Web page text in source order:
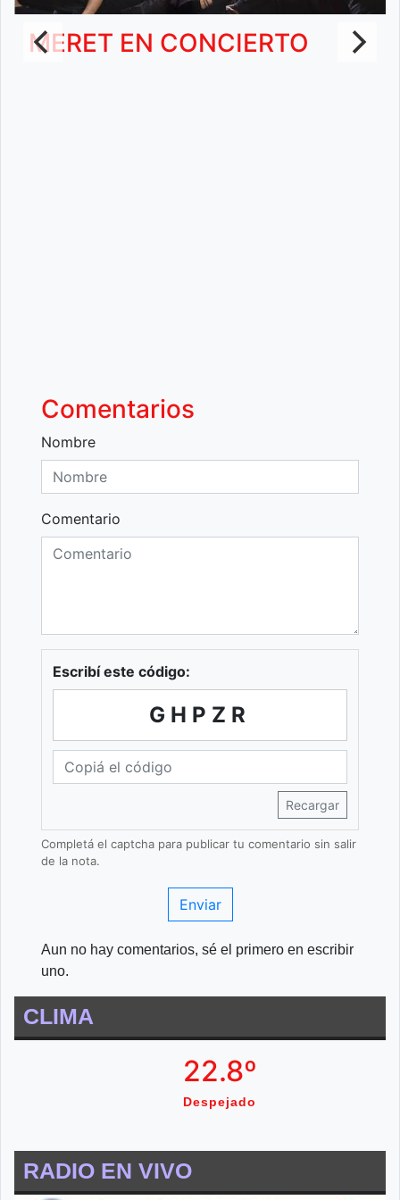
MERET EN CONCIERTO
Comentarios
Nombre
Comentario
Escribí este código:
GHPZR
Recargar
Completá el captcha para publicar tu comentario sin salir
de la nota.
Enviar
Aun no hay comentarios, sé el primero en escribir
uno.
CLIMA
22.8º
Despejado
RADIO EN VIVO